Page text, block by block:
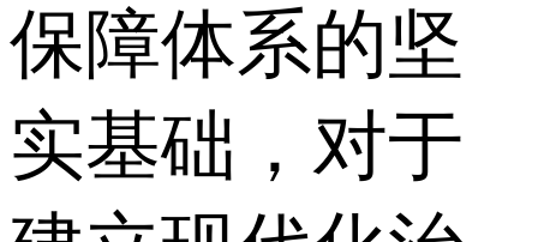
保障体系的坚
实基础，对于